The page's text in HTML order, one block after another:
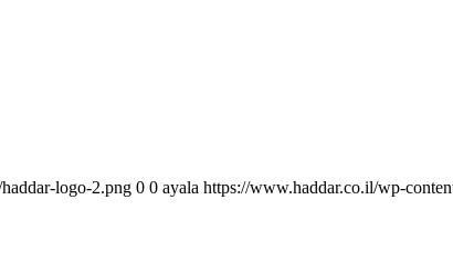
logo-2.png 0 0 ayala https://www.haddar.co.il/wp-